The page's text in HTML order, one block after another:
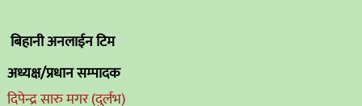
बिहानी अनलाईन टिम
अध्यक्ष/प्रधान सम्पादक
दिपेन्द्र सारु मगर (दुर्लभ)